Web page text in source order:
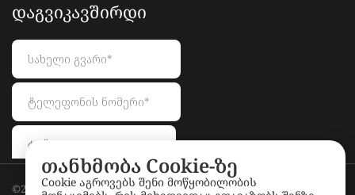
ᲓᲐᲒᲕᲘᲙᲐᲕᲨᲘᲠᲓᲘ
©2026LionAuctions.ge. All rights reserved.
თანხმობა Cookie-ზე
Cookie აგროვებს შენი მოწყობილობის